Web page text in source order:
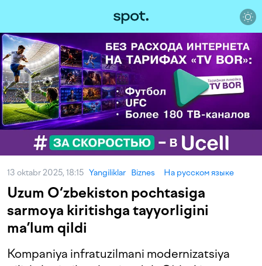
13 oktabr 2025, 18:15 Yangiliklar Biznes На русском языке
Uzum O‘zbekiston pochtasiga
sarmoya kiritishga tayyorligini
ma’lum qildi
Kompaniya infratuzilmani modernizatsiya